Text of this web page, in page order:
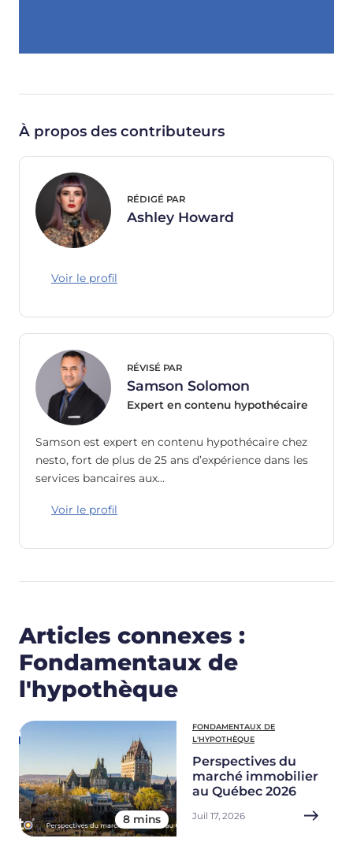
À propos des contributeurs
RÉDIGÉ PAR
Ashley Howard
Voir le profil
RÉVISÉ PAR
Samson Solomon
Expert en contenu hypothécaire
Samson est expert en contenu hypothécaire chez
nesto, fort de plus de 25 ans d’expérience dans les
services bancaires aux…
Voir le profil
Articles connexes :
Fondamentaux de
l'hypothèque
8 mins
FONDAMENTAUX DE
L'HYPOTHÈQUE
Perspectives du
marché immobilier
au Québec 2026
Juil 17, 2026